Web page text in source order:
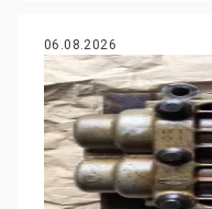
06.08.2026